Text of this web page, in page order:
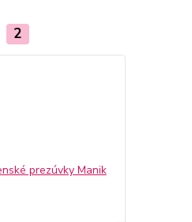
2